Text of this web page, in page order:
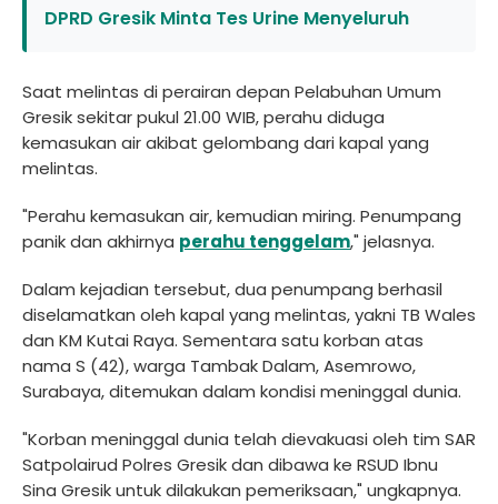
DPRD Gresik Minta Tes Urine Menyeluruh
Saat melintas di perairan depan Pelabuhan Umum
Gresik sekitar pukul 21.00 WIB, perahu diduga
kemasukan air akibat gelombang dari kapal yang
melintas.
"Perahu kemasukan air, kemudian miring. Penumpang
panik dan akhirnya perahu tenggelam," jelasnya.
Dalam kejadian tersebut, dua penumpang berhasil
diselamatkan oleh kapal yang melintas, yakni TB Wales
dan KM Kutai Raya. Sementara satu korban atas
nama S (42), warga Tambak Dalam, Asemrowo,
Surabaya, ditemukan dalam kondisi meninggal dunia.
"Korban meninggal dunia telah dievakuasi oleh tim SAR
Satpolairud Polres Gresik dan dibawa ke RSUD Ibnu
Sina Gresik untuk dilakukan pemeriksaan," ungkapnya.